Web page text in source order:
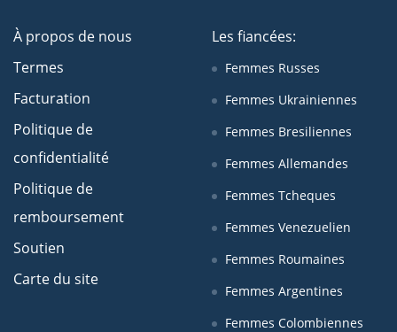
À propos de nous
Termes
Facturation
Politique de
confidentialité
Politique de
remboursement
Soutien
Carte du site
Les fiancées:
Femmes Russes
Femmes Ukrainiennes
Femmes Bresiliennes
Femmes Allemandes
Femmes Tcheques
Femmes Venezuelien
Femmes Roumaines
Femmes Argentines
Femmes Colombiennes